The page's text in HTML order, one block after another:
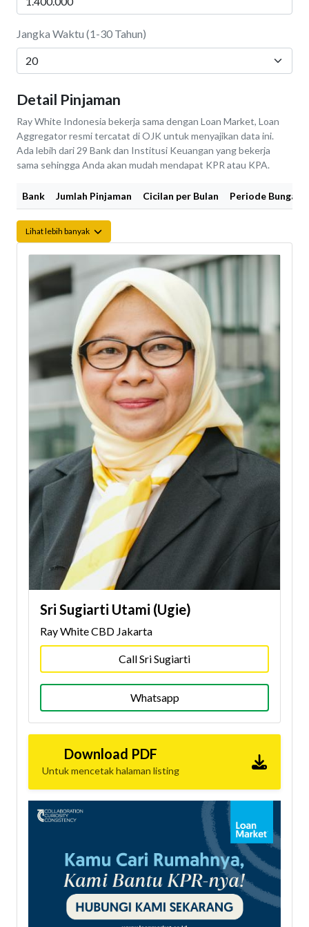
Sri Sugiarti Utami (Ugie)
Ray White CBD Jakarta
Call Sri Sugiarti
Whatsapp
Download PDF
Untuk mencetak halaman listing
Jangka Waktu (1-30 Tahun)
Detail Pinjaman
Ray White Indonesia bekerja sama dengan Loan Market, Loan
Aggregator resmi tercatat di OJK untuk menyajikan data ini.
Ada lebih dari 29 Bank dan Institusi Keuangan yang bekerja
sama sehingga Anda akan mudah mendapat KPR atau KPA.
Bank Jumlah Pinjaman Cicilan per Bulan Periode Bunga
Lihat lebih banyak